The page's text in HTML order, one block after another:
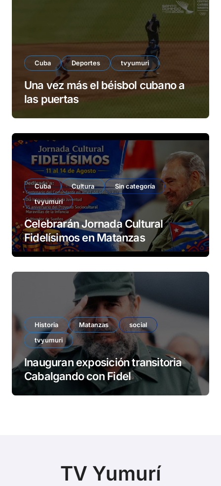
Cuba Deportes tvyumuri
Una vez más el béisbol cubano a
las puertas
Cuba Cultura
Sin categoría
tvyumuri
Celebrarán Jornada Cultural
Fidelísimos en Matanzas
Historia Matanzas
social
tvyumuri
Inauguran exposición transitoria
Cabalgando con Fidel
TV Yumurí